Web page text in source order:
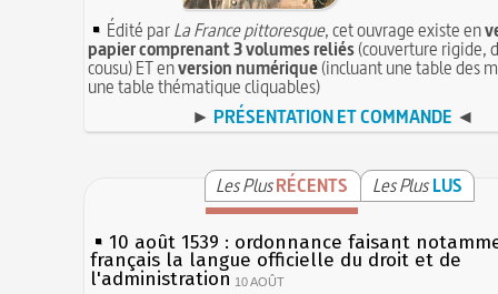
Édité parLa France pittoresque, cet ouvrage existe en
papier comprenant 3 volumes reliés(couverture rigide,
cousu) ET enversion numérique(incluant une table des
une table thématique cliquables)
► PRÉSENTATION ET COMMANDE ◄
Les PlusRÉCENTS Les Plus LUS
10 août 1539 : ordonnance faisant
français la langue officielle du droit et de
l'administration 10 AOÛT